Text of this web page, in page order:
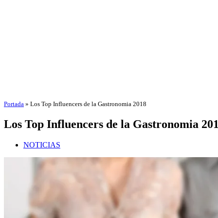
Portada » Los Top Influencers de la Gastronomia 2018
Los Top Influencers de la Gastronomia
NOTICIAS